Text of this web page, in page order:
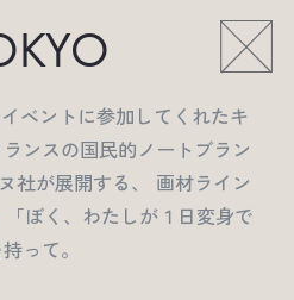
ベントに参加してくれたキ
ンスの国民的ノートブラン
社が展開する、 画材ライン
ぼく、わたしが１日変身で
って。